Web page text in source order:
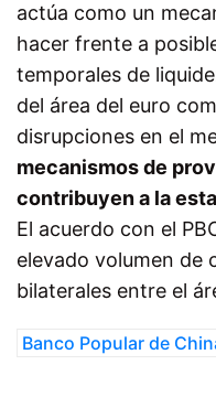
actúa como un
hacer frente a
temporales de
del área del euro
disrupciones en el
mecanismos de
contribuyen a la
El acuerdo con el
elevado volumen de
bilaterales entre el
Banco Popular de